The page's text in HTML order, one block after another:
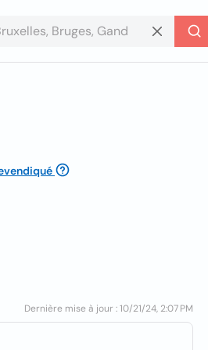
Dernière mise à jour : 10/21/24, 2:07 PM